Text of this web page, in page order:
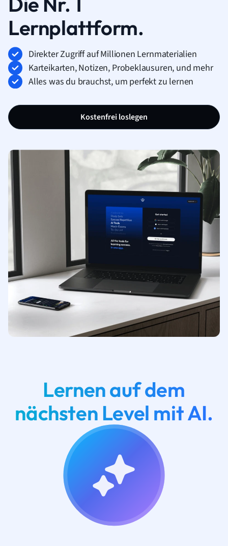
Lernplattform.
Direkter Zugriff auf Millionen Lernmaterialien
Karteikarten, Notizen, Probeklausuren, und mehr
Alles was du brauchst, um perfekt zu lernen
Kostenfrei loslegen
Lernen auf dem
nächsten Level mit AI.